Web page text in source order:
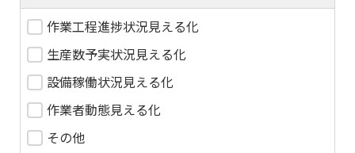
作業工程進捗状況見える化
生産数予実状況見える化
設備稼働状況見える化
作業者動態見える化
その他